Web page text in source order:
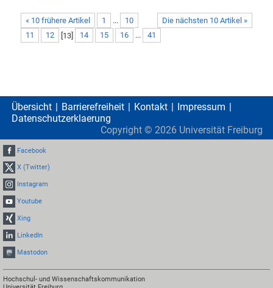
« 10 frühere Artikel Die nächsten 10 Artikel »
1 ...
10
11
12 [13] 14 15 16 ... 41
Übersicht Barrierefreiheit Kontakt
Impressum
Datenschutzerklaerung
Copyright © 2026 Universität Freiburg
Facebook
X (Twitter)
Instagram
Youtube
Xing
LinkedIn
Mastodon
Hochschul- und Wissenschaftskommunikation